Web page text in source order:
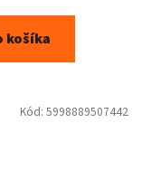
košíka
Kód: 5998889507442